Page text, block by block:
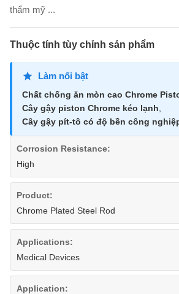
thẩm mỹ ...
Thuộc tính tùy chỉnh sản phẩm
Làm nổi bật
Chất chống ăn mòn cao Chrome
Cây gậy piston Chrome kéo lạnh
Cây gậy pít-tô có độ bền công
Corrosion Resistance:
High
Product:
Chrome Plated Steel Rod
Applications:
Medical Devices
Application: